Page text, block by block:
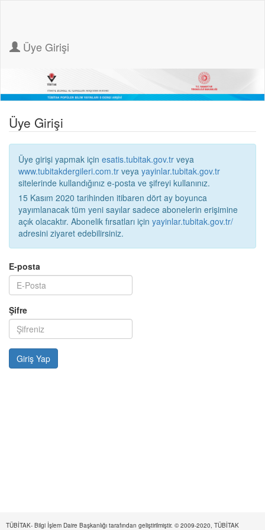
Üye Girişi
Üye Girişi
Üye girişi yapmak için esatis.tubitak.gov.tr veya
www.tubitakdergileri.com.tr veya yayinlar.tubitak.gov.tr
sitelerinde kullandığınız e-posta ve şifreyi kullanınız.
15 Kasım 2020 tarihinden itibaren dört ay boyunca
yayımlanacak tüm yeni sayılar sadece abonelerin erişimine
açık olacaktır. Abonelik fırsatları için yayinlar.tubitak.gov.tr/
adresini ziyaret edebilirsiniz.
E-posta
Şifre
TÜBİTAK- Bilgi İşlem Daire Başkanlığı tarafından geliştirilmiştir. © 2009-2020, TÜBİTAK